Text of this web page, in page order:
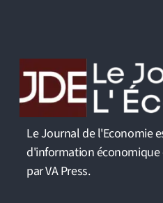
Le Journal de l'Economie
d'information économique
par VA Press.